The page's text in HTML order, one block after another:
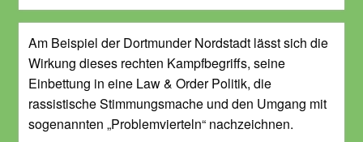
Am Beispiel der Dortmunder Nordstadt lässt sich die
Wirkung dieses rechten Kampfbegriffs, seine
Einbettung in eine Law & Order Politik, die
rassistische Stimmungsmache und den Umgang mit
sogenannten „Problemvierteln“ nachzeichnen.